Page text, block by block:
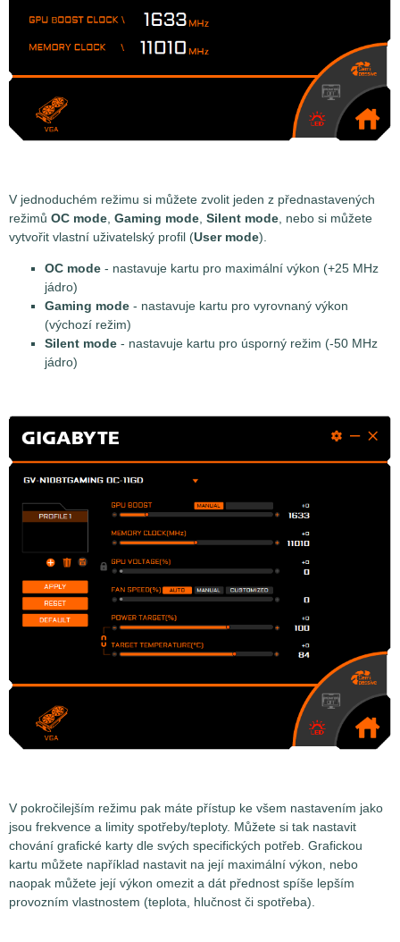
V jednoduchém režimu si můžete zvolit jeden z přednastavených
režimů OC mode Gaming mode Silent mode , nebo si můžete
vytvořit vlastní uživatelský profil (User mode).
OC mode - nastavuje kartu pro maximální výkon (+25 MHz
jádro)
Gaming mode - nastavuje kartu pro vyrovnaný výkon
(výchozí režim)
Silent mode - nastavuje kartu pro úsporný režim (-50 MHz
jádro)
V pokročilejším režimu pak máte přístup ke všem nastavením jako
jsou frekvence a limity spotřeby/teploty. Můžete si tak nastavit
chování grafické karty dle svých specifických potřeb. Grafickou
kartu můžete například nastavit na její maximální výkon, nebo
naopak můžete její výkon omezit a dát přednost spíše lepším
provozním vlastnostem (teplota, hlučnost či spotřeba).